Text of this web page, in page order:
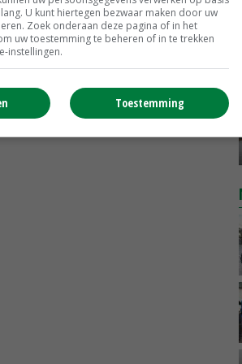
€ 1,78 € 0,06
U kunt hiertegen bezwaar maken door uw
Zoek onderaan deze pagina of in het
uw toestemming te beheren of in te trekken
instellingen.
Toestemming